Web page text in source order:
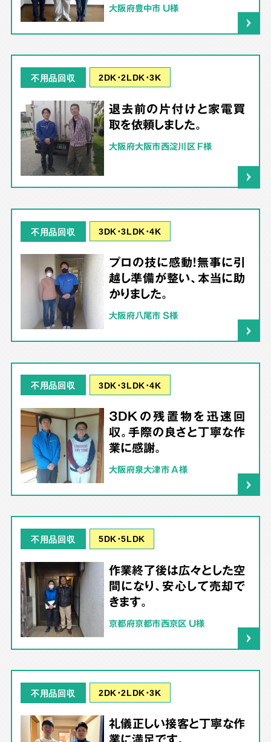
大阪府豊中市 U様
不用品回収 2DK･2LDK･3K
退去前の片付けと家電買
取を依頼しました。
大阪府大阪市西淀川区 F様
不用品回収 3DK･3LDK･4K
プロの技に感動！無事に引
越し準備が整い、本当に助
かりました。
大阪府八尾市 S様
不用品回収 3DK･3LDK･4K
3DKの残置物を迅速回
収。手際の良さと丁寧な作
業に感謝。
大阪府泉大津市 A様
不用品回収 5DK･5LDK
作業終了後は広々とした空
間になり、安心して売却で
きます。
京都府京都市西京区 U様
不用品回収 2DK･2LDK･3K
礼儀正しい接客と丁寧な作